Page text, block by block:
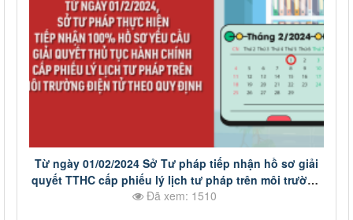
Từ ngày 01/02/2024 Sở Tư pháp tiếp nhận hồ sơ giải
quyết TTHC cấp phiếu lý lịch tư pháp trên môi trường
điện tử
Đã xem: 1510